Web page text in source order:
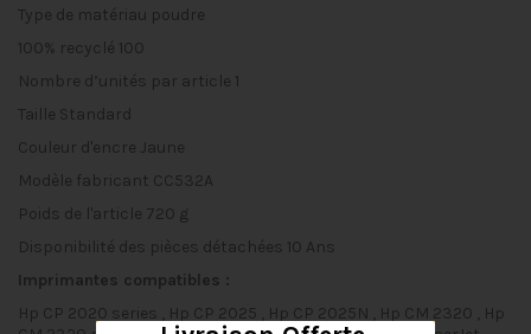
Type de matériau ‎poudre
100% recyclé ‎100
Nombre d’unités par article ‎1
Taille ‎Standard
Couleur d'encre ‎Jaune
Modèle fabricant ‎CC532A
Poids de l'article ‎720 g
Disponibilité des pièces détachées ‎10 Ans
Imprimantes compatibles :
Hp CP 2020 series , Hp CP 2025 , Hp CP 2025N , Hp CM 2320 , Hp